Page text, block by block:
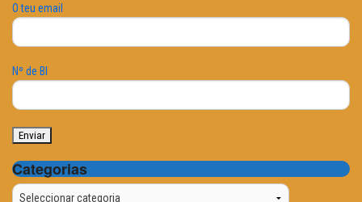
O teu email
Nº de BI
Categorias
Categorias